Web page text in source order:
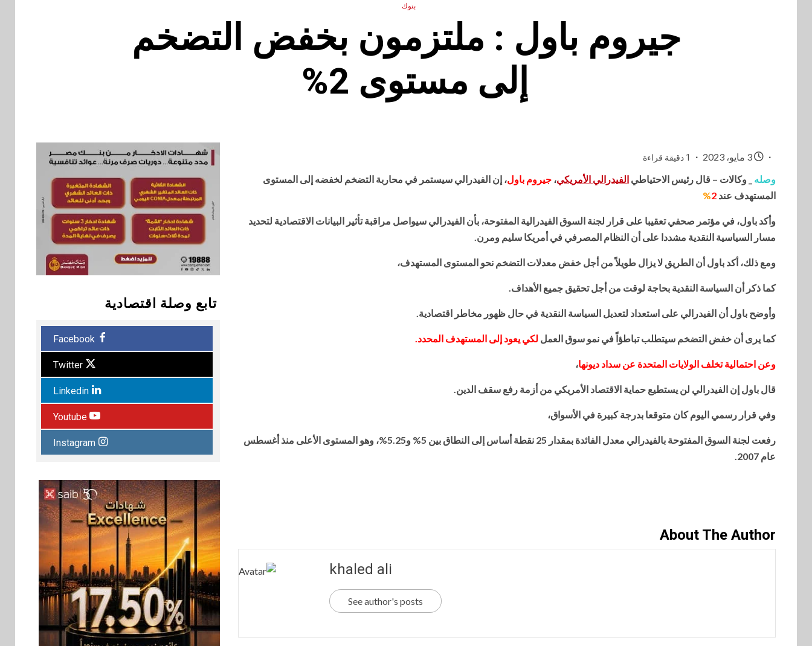
بنوك
جيروم باول : ملتزمون بخفض التضخم
إلى مستوى 2%
1 دقيقة قراءة
وصله _ وكالات – قال رئيس الاحتياطي الفيدرالي الأمريكي، جيروم باول، إن الفيدرالي سيستمر في محاربة التضخم لخفضه إلى المستوى
المستهدف عند 2
%
وأكد باول، في مؤتمر صحفي تعقيبا على قرار لجنة السوق الفيدرالية المفتوحة، بأن ‏الفيدرالي سيواصل مراقبة تأثير البيانات الاقتصادية لتحديد
مسار السياسية ‏النقدية مشددا على أن النظام المصرفي في أمريكا سليم ومرن.‏
ومع ذلك، أكد باول أن الطريق لا يزال طويلاً من أجل خفض معدلات ‏التضخم نحو المستوى المستهدف،
كما ذكر أن السياسة النقدية بحاجة لوقت من ‏أجل تحقيق جميع الأهداف.‏
وأوضح باول أن الفيدرالي على استعداد لتعديل السياسة النقدية في حال ظهور ‏مخاطر اقتصادية.‏
كما يرى أن خفض التضخم سيتطلب تباطؤاً في نمو سوق العمل ‏ لكي يعود إلى المستهدف المحدد.‏
وعن احتمالية تخلف الولايات المتحدة عن سداد ديونها،
قال باول إن الفيدرالي لن ‏يستطيع حماية الاقتصاد الأمريكي من أزمة رفع سقف الدين.‏
وفي قرار رسمي اليوم كان متوقعا بدرجة كبيرة في الأسواق،
رفعت لجنة السوق ‏المفتوحة بالفيدرالي معدل الفائدة بمقدار 25 نقطة أساس إلى النطاق بين 5% ‏و5.25%، وهو المستوى الأعلى منذ أغسطس
عام 2007.‏
About The Author
khaled ali
See author's posts
تابع وصلة اقتصادية
Facebook
Twitter
Linkedin
Youtube
Instagram